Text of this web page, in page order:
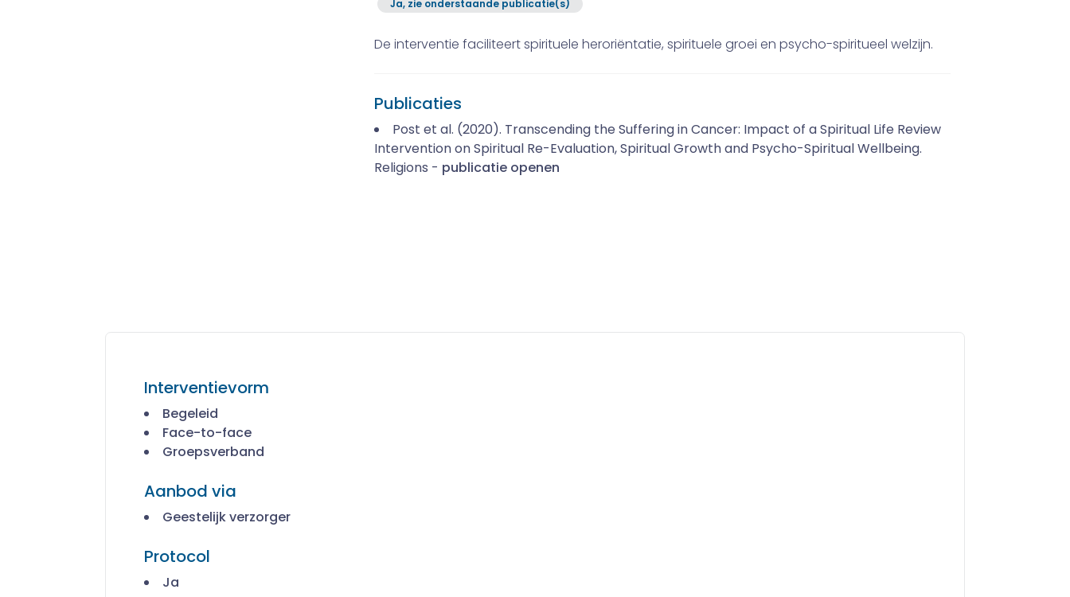
Ja, zie onderstaande publicatie(s)
De interventie faciliteert spirituele heroriëntatie, spirituele groei en psycho-spiritueel welzijn.
Publicaties
Post et al. (2020). Transcending the Suffering in Cancer: Impact of a Spiritual Life Review
Intervention on Spiritual Re-Evaluation, Spiritual Growth and Psycho-Spiritual Wellbeing.
Religions - publicatie openen
Interventievorm
Begeleid
Face-to-face
Groepsverband
Aanbod via
Geestelijk verzorger
Protocol
Ja